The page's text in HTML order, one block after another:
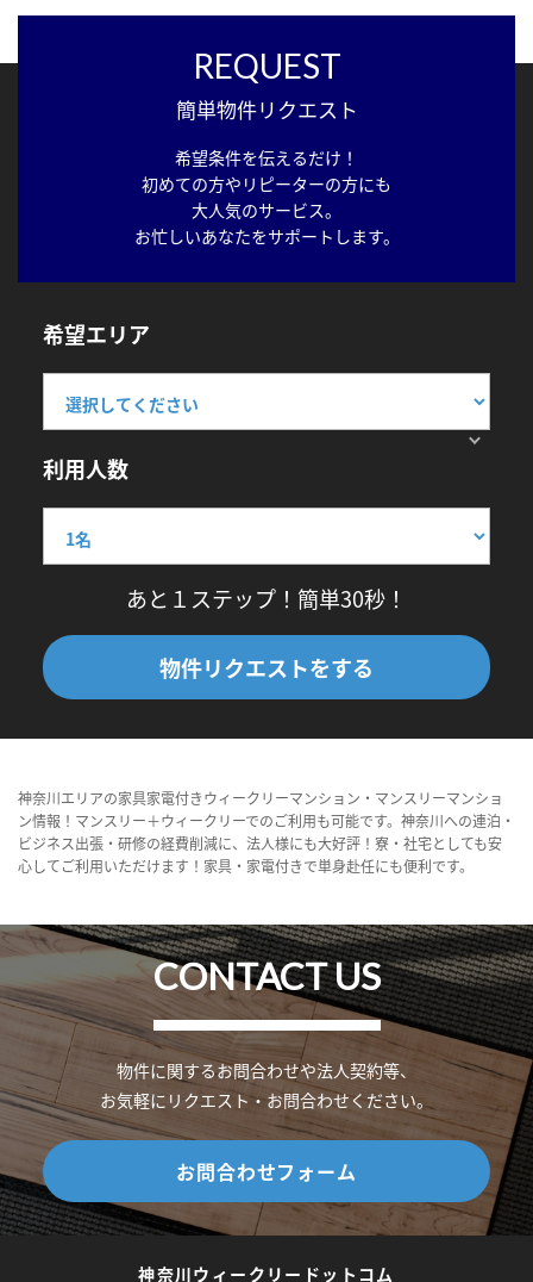
REQUEST
簡単物件リクエスト
希望条件を伝えるだけ！
初めての方やリピーターの方にも
大人気のサービス。
お忙しいあなたをサポートします。
希望エリア
利用人数
あと１ステップ！簡単30秒！
物件リクエストをする
神奈川エリアの家具家電付きウィークリーマンション・マンスリーマンショ
ン情報！マンスリー＋ウィークリーでのご利用も可能です。神奈川への連泊・
ビジネス出張・研修の経費削減に、法人様にも大好評！寮・社宅としても安
心してご利用いただけます！家具・家電付きで単身赴任にも便利です。
CONTACT US
物件に関するお問合わせや法人契約等、
お気軽にリクエスト・お問合わせください。
お問合わせフォーム
神奈川ウィークリードットコム